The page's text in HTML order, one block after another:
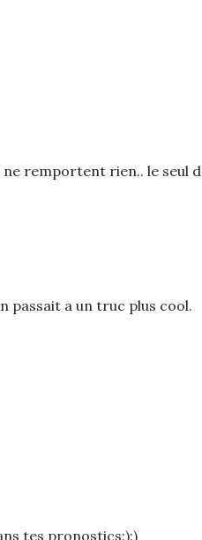
remportent rien.. le seul
passait a un truc plus cool.
tes pronostics:):)